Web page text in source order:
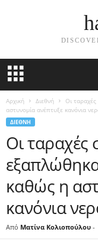
Αρχική Διεθνή
Οι
αστυνομία ανέπτυξε κανόνια
ΔΙΕΘΝΉ
Οι
καθώς η
κανόνια
Από Ματίνα Κολιοπούλου -